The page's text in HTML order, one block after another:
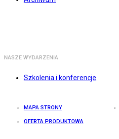
NASZE WYDARZENIA
Szkolenia i konferencje
MAPA STRONY
OFERTA PRODUKTOWA